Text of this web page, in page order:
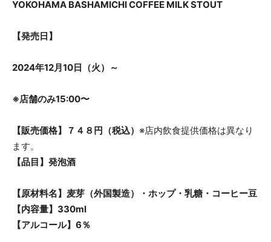
YOKOHAMA BASHAMICHI COFFEE MILK STOUT
【発売日】
2024年12月10日（火）～
※店舗のみ15:00〜
【販売価格】７４８円（税込） ※店内飲食提供価格は異なり
ます。
【品目】発泡酒
【原材料名】麦芽（外国製造）・ホップ・乳糖・コーヒー豆
【内容量】330ml
【アルコール】6％